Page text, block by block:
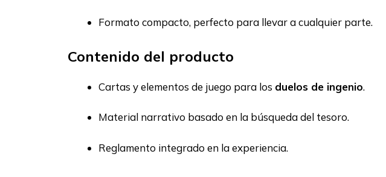
Formato compacto, perfecto para llevar a cualquier parte.
Contenido del producto
Cartas y elementos de juego para los duelos de ingenio.
Material narrativo basado en la búsqueda del tesoro.
Reglamento integrado en la experiencia.